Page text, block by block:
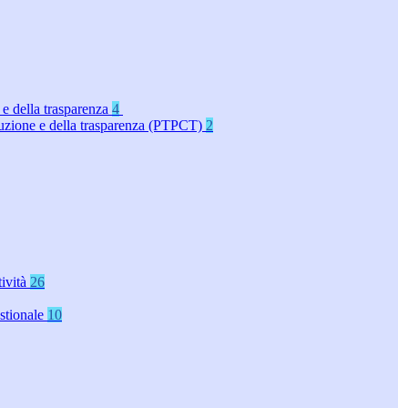
della trasparenza 4
e della trasparenza (PTPCT) 2
26
10